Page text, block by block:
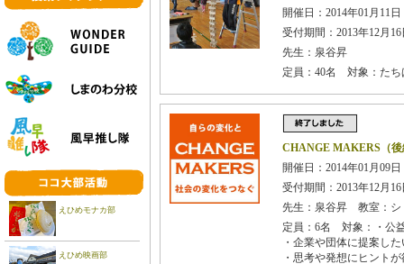
えひめモナカ部
えひめ映画部
開催日：2014年01月11
受付期間：2013年12月
先生：泉谷昇
定員：40名 対象：たち
CHANGE MAKERS（後
開催日：2014年01月09
受付期間：2013年12月
先生：泉谷昇 教室：シ
定員：6名 対象：・公
・企業や団体に提案し
・思考や発想にヒント